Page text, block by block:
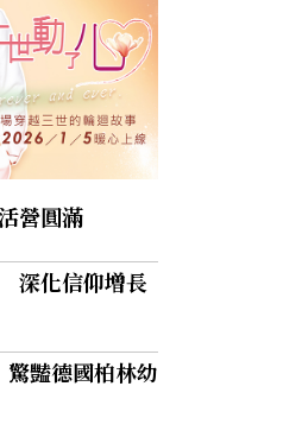
營圓滿
深化信仰增長
豔德國柏林幼